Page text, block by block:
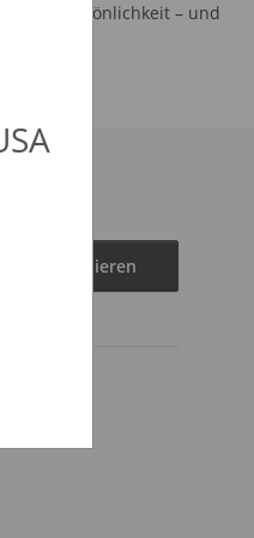
mit Persönlichkeit – und
Abonnieren